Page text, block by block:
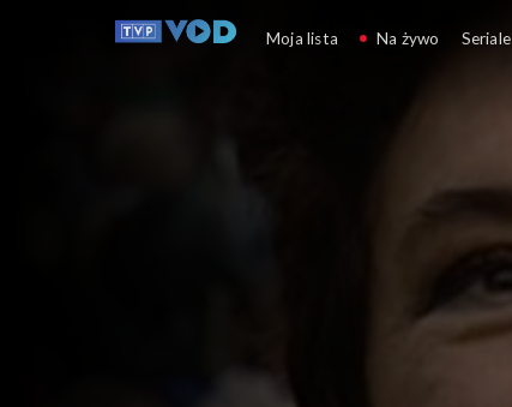
My Wy Oni
Moja lista Na żywo Seriale